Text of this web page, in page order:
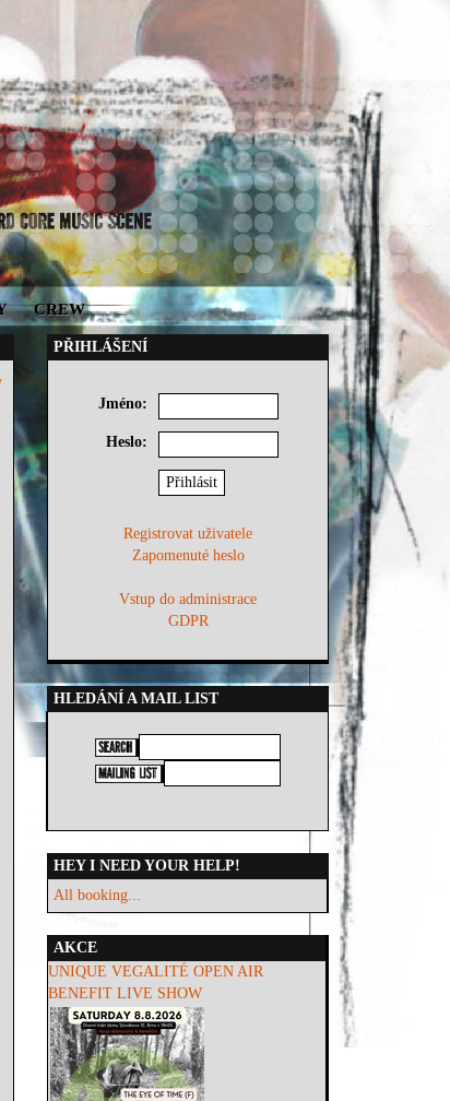
CREW
PŘIHLÁŠENÍ
Jméno:
Heslo:
Registrovat uživatele
Zapomenuté heslo
Vstup do administrace
GDPR
HLEDÁNÍ A MAIL LIST
HEY I NEED YOUR HELP!
All booking...
AKCE
UNIQUE VEGALITÉ OPEN AIR
BENEFIT LIVE SHOW